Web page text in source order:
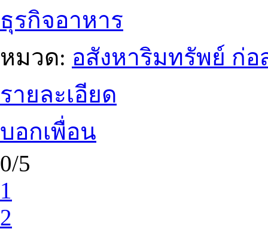
ธุรกิจอาหาร
หมวด: อสังหาริมทรัพย์ ก่
รายละเอียด
บอกเพื่อน
0/5
1
2